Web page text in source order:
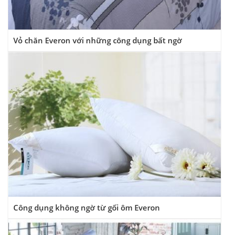
Vỏ chăn Everon với những công dụng bất ngờ
Công dụng không ngờ từ gối ôm Everon